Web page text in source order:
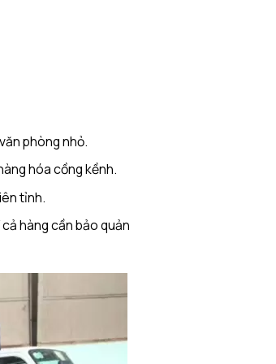
phòng nhỏ.
hóa cồng kềnh.
tỉnh.
hàng cần bảo quản